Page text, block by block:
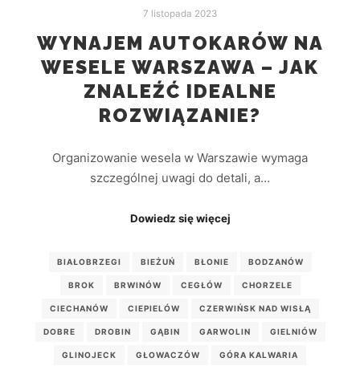
7 listopada 2023
WYNAJEM AUTOKARÓW NA
WESELE WARSZAWA – JAK
ZNALEŹĆ IDEALNE
ROZWIĄZANIE?
Organizowanie wesela w Warszawie wymaga
szczególnej uwagi do detali, a…
Dowiedz się więcej
BIAŁOBRZEGI BIEŻUŃ BŁONIE BODZANÓW
BROK BRWINÓW CEGŁÓW CHORZELE
CIECHANÓW CIEPIELÓW CZERWIŃSK NAD WISŁĄ
DOBRE DROBIN GĄBIN GARWOLIN GIELNIÓW
GLINOJECK GŁOWACZÓW GÓRA KALWARIA